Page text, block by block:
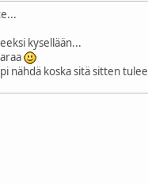
kysellään...
nähdä koska sitä sitten tulee